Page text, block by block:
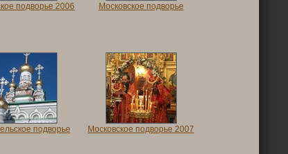
подворье 2006 Московское подворье
подворье Московское подворье 2007